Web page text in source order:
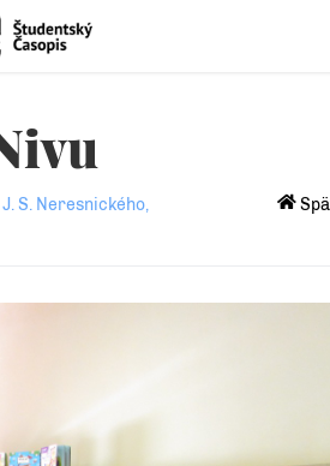
S. Neresnického,